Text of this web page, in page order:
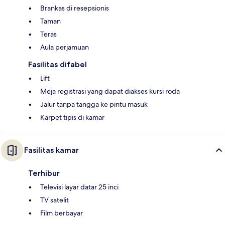
Brankas di resepsionis
Taman
Teras
Aula perjamuan
Fasilitas difabel
Lift
Meja registrasi yang dapat diakses kursi roda
Jalur tanpa tangga ke pintu masuk
Karpet tipis di kamar
Fasilitas kamar
Terhibur
Televisi layar datar 25 inci
TV satelit
Film berbayar